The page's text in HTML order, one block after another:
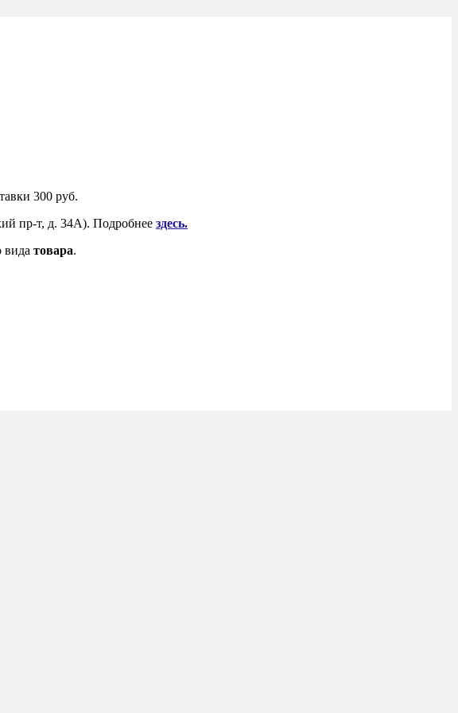
300 руб.
пр-т, д. 34А). Подробнее здесь.
вида товара.